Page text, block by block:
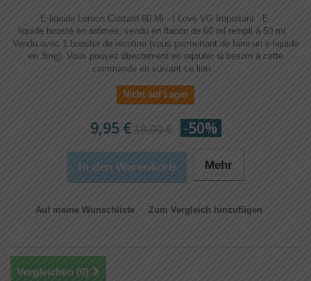
E-liquide Lemon Custard 60 Ml - I Love VG Important : E-
liquide boosté en arômes, vendu en flacon de 60 ml rempli à 50 ml.
Vendu avec 1 booster de nicotine (vous permettant de faire un e-liquide
en 3mg). Vous pouvez directement en rajouter si besoin à cette
commande en suivant ce lien...
Nicht auf Lager
9,95 € 19,90 € -50%
In den Warenkorb Mehr
Auf meine Wunschliste Zum Vergleich hinzufügen
Vergleichen (0)